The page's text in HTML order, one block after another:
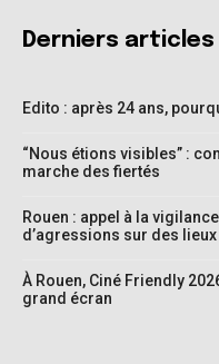
Derniers articles
Edito : après 24 ans,
“Nous étions visibles” :
marche des fiertés
Rouen : appel à la
d’agressions sur des
À Rouen, Ciné Friendly
grand écran